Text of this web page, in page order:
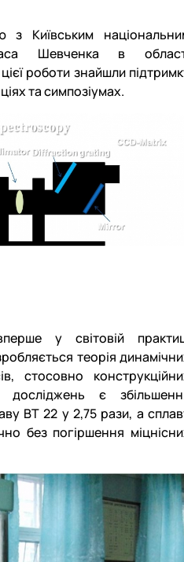
з Київським
Шевченка в
роботи знайшли
та симпозіумах.
у світовій
теорія
стосовно
досліджень є
ВТ 22 у 2,75 рази, а
без погіршення